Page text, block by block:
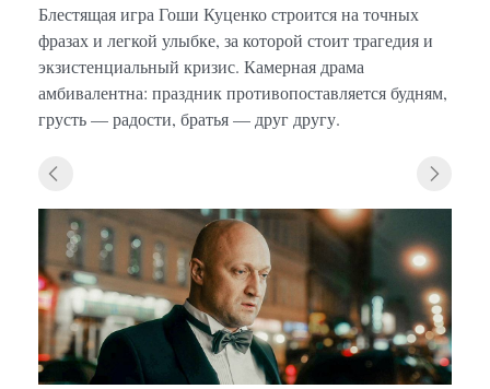
Блестящая игра Гоши Куценко строится на точных
фразах и легкой улыбке, за которой стоит трагедия и
экзистенциальный кризис. Камерная драма
амбивалентна: праздник противопоставляется будням,
грусть — радости, братья — друг другу.